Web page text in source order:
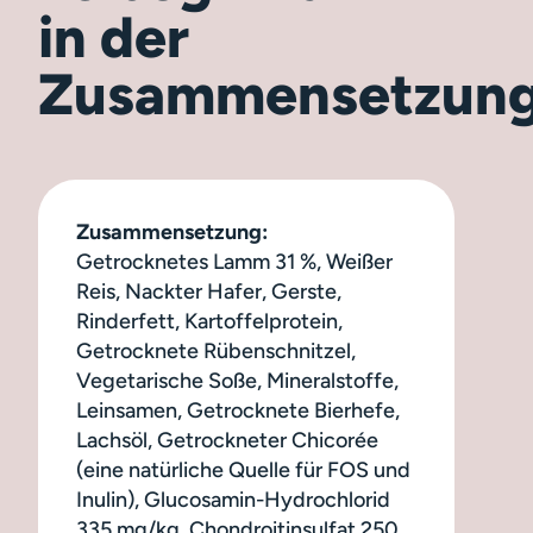
in der
Zusammensetzung:
Getrocknetes Lamm 31 %, Weißer
Reis, Nackter Hafer, Gerste,
Rinderfett, Kartoffelprotein,
Getrocknete Rübenschnitzel,
Vegetarische Soße, Mineralstoffe,
Leinsamen, Getrocknete Bierhefe,
Lachsöl, Getrockneter Chicorée
(eine natürliche Quelle für FOS und
Inulin), Glucosamin-Hydrochlorid